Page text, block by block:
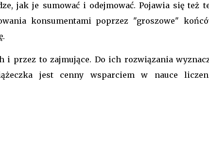
jak je sumować i odejmować. Pojawia się też
konsumentami poprzez "groszowe"
i przez to zajmujące. Do ich rozwiązania
jest cenny wsparciem w nauce